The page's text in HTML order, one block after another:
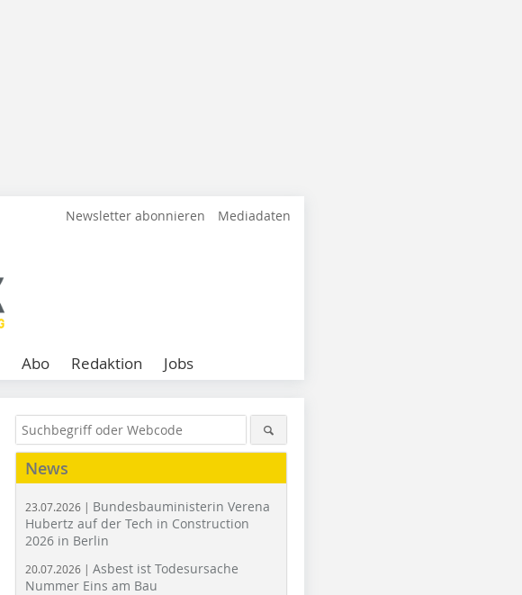
Newsletter abonnieren Mediadaten
Abo Redaktion Jobs
News
23.07.2026 | Bundesbauministerin Verena
Hubertz auf der Tech in Construction
2026 in Berlin
20.07.2026 | Asbest ist Todesursache
Nummer Eins am Bau